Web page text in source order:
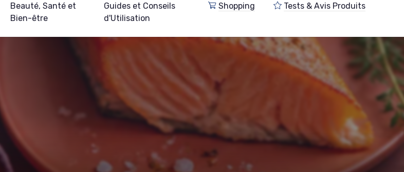
Beauté, Santé et
Bien-être
Guides et Conseils
d'Utilisation
Shopping Tests & Avis Produits